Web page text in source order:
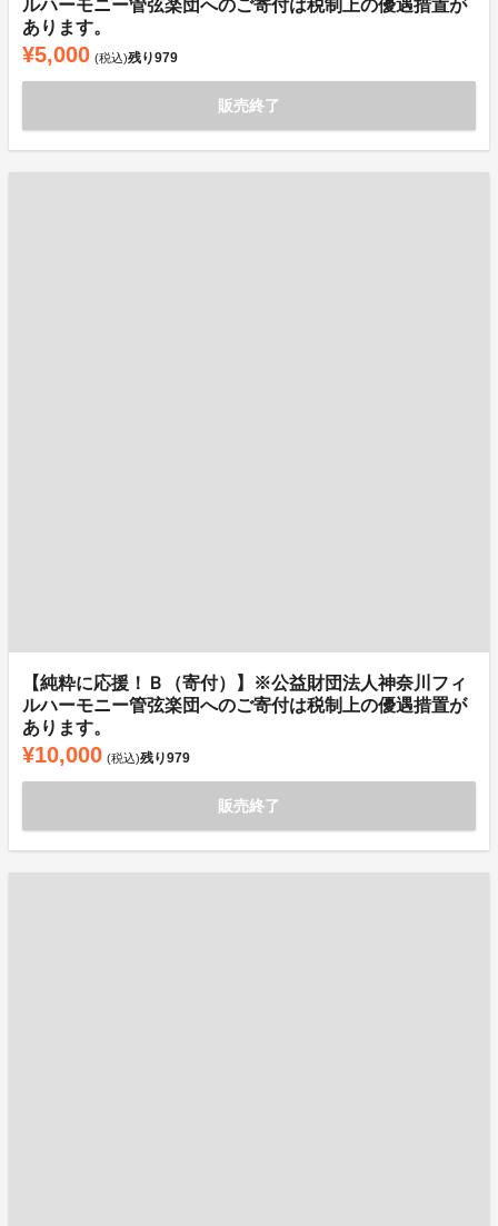
ルハーモニー管弦楽団へのご寄付は税制上の優遇措置が
あります。
¥5,000 (税込)残り979
販売終了
【純粋に応援！Ｂ（寄付）】※公益財団法人神奈川フィ
ルハーモニー管弦楽団へのご寄付は税制上の優遇措置が
あります。
¥10,000 (税込)残り979
販売終了